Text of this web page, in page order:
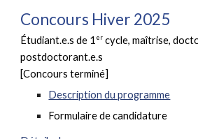
Concours Hiver 2025
Étudiant.e.s de 1 er cycle, maîtrise,
postdoctorant.e.s
[Concours terminé]
Description du programme
Formulairede candidature